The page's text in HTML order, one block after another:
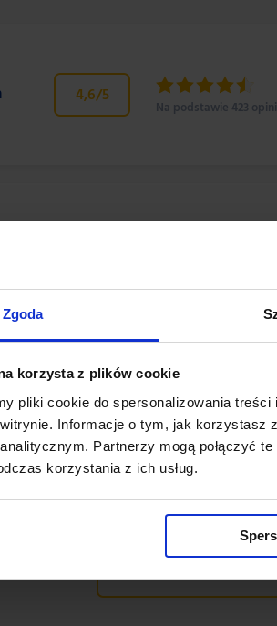
Zgoda
korzysta z plików cookie
pliki cookie do spersonalizowania
Informacje o tym, jak korzystasz
Partnerzy mogą połączyć
korzystania z ich usług.
4,6/5
Na podstawie 423
4,0/5
Na podstawie 6312 opinii